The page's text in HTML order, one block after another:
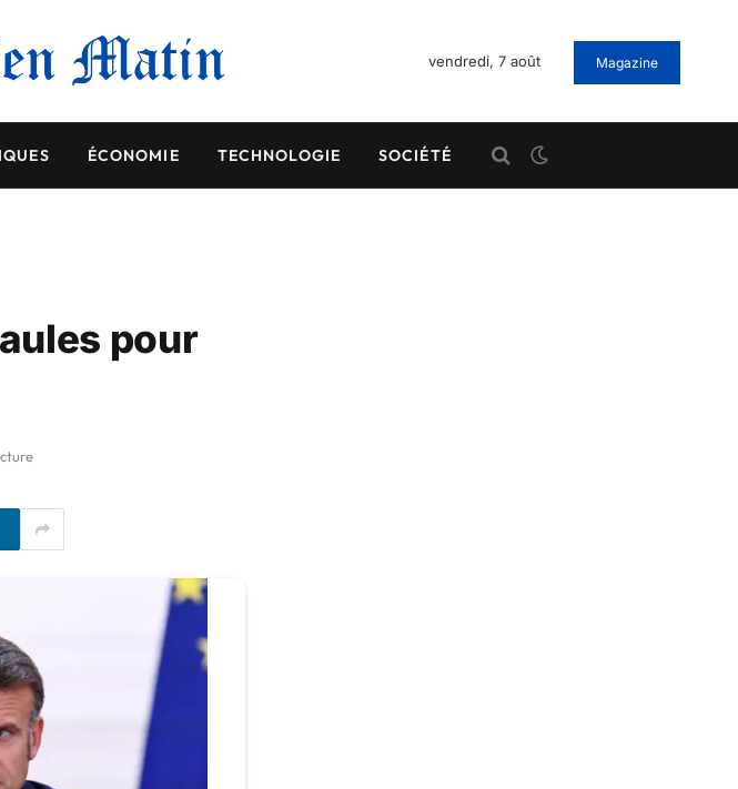
vendredi, 7 août Magazine
ÉCONOMIE TECHNOLOGIE SOCIÉTÉ
pour